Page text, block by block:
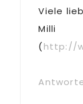
Viele
Milli
(http://